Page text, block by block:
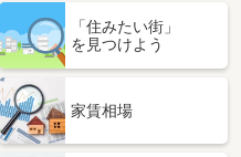
「住みたい街」
を見つけよう
家賃相場